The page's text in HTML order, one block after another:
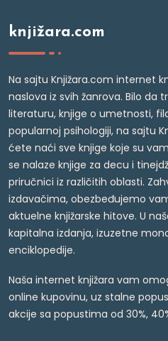
knjižara.com
Na sajtu Knjižara.com internet
naslova iz svih žanrova. Bilo da
literaturu, knjige o umetnosti,
popularnoj psihologiji, na sajtu
ćete naći sve knjige koje su
se nalaze knjige za decu i
priručnici iz različitih oblasti.
izdavačima, obezbeđujemo
aktuelne knjižarske hitove. U
kapitalna izdanja, izuzetne
enciklopedije.
Naša internet knjižara vam
online kupovinu, uz stalne
akcije sa popustima od 30%,